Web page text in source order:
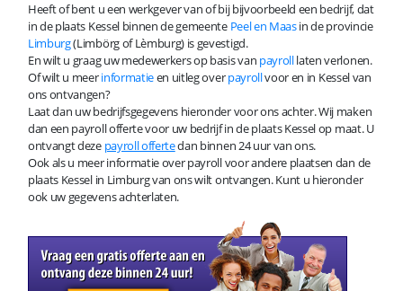
Heeft of bent u een werkgever van of bij bijvoorbeeld een bedrijf, dat
in de plaats Kessel binnen de gemeente Peel en Maasin de provincie
Limburg(Limbörg of Lèmburg) is gevestigd.
En wilt u graag uw medewerkers op basis van payrolllaten verlonen.
Of wilt u meerinformatieen uitleg overpayrollvoor en in Kessel van
ons ontvangen?
Laat dan uw bedrijfsgegevens hieronder voor ons achter. Wij maken
dan een payroll offerte voor uw bedrijf in de plaats Kessel op maat. U
ontvangt deze payroll offertedan binnen 24 uur van ons.
Ook als u meer informatie over payroll voor andere plaatsen dan de
plaats Kessel in Limburg van ons wilt ontvangen. Kunt u hieronder
ook uw gegevens achterlaten.